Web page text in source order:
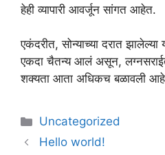
हेही व्यापारी आवर्जून सांगत आहेत.
एकंदरीत, सोन्याच्या दरात झालेल्या
एकदा चैतन्य आलं असून, लग्नसराईत
शक्यता आता अधिकच बळावली
Categories
Uncategorized
Hello world!